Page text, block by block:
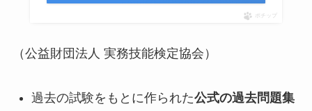
ポチップ
（公益財団法人 実務技能検定協会）
過去の試験をもとに作られた公式の過去問題集